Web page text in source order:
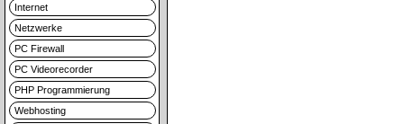
Internet
Netzwerke
PC Firewall
PC Videorecorder
PHP Programmierung
Webhosting